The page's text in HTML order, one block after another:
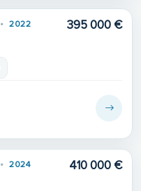
2022 395 000 €
2024 410 000 €